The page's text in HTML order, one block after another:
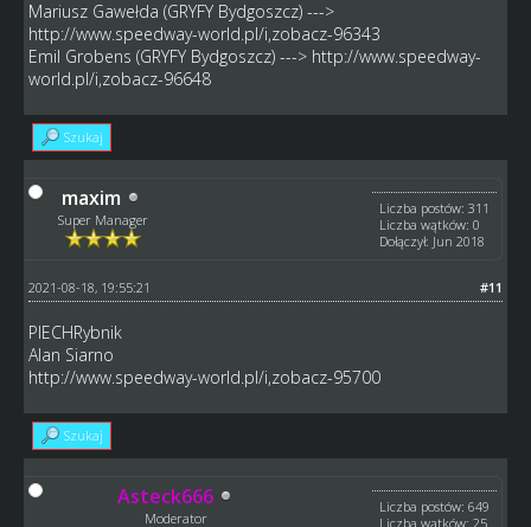
Mariusz Gawełda (GRYFY Bydgoszcz) --->
http://www.speedway-world.pl/i,zobacz-96343
Emil Grobens (GRYFY Bydgoszcz) ---> http://www.speedway-
world.pl/i,zobacz-96648
Szukaj
maxim
Super Manager
Liczba postów: 311
Liczba wątków: 0
Dołączył: Jun 2018
#11
2021-08-18, 19:55:21
PIECHRybnik
Alan Siarno
http://www.speedway-world.pl/i,zobacz-95700
Szukaj
Asteck666
Moderator
Liczba postów: 649
Liczba wątków: 25